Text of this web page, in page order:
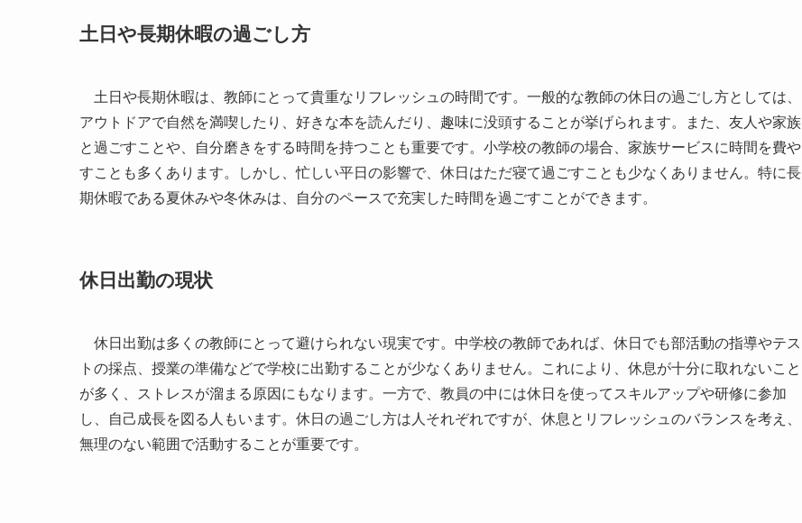
土日や長期休暇の過ごし方
土日や長期休暇は、教師にとって貴重なリフレッシュの時間です。一般的な教師の休日の過ごし方としては、
アウトドアで自然を満喫したり、好きな本を読んだり、趣味に没頭することが挙げられます。また、友人や家族
と過ごすことや、自分磨きをする時間を持つことも重要です。小学校の教師の場合、家族サービスに時間を費や
すことも多くあります。しかし、忙しい平日の影響で、休日はただ寝て過ごすことも少なくありません。特に長
期休暇である夏休みや冬休みは、自分のペースで充実した時間を過ごすことができます。
休日出勤の現状
休日出勤は多くの教師にとって避けられない現実です。中学校の教師であれば、休日でも部活動の指導やテス
トの採点、授業の準備などで学校に出勤することが少なくありません。これにより、休息が十分に取れないこと
が多く、ストレスが溜まる原因にもなります。一方で、教員の中には休日を使ってスキルアップや研修に参加
し、自己成長を図る人もいます。休日の過ごし方は人それぞれですが、休息とリフレッシュのバランスを考え、
無理のない範囲で活動することが重要です。